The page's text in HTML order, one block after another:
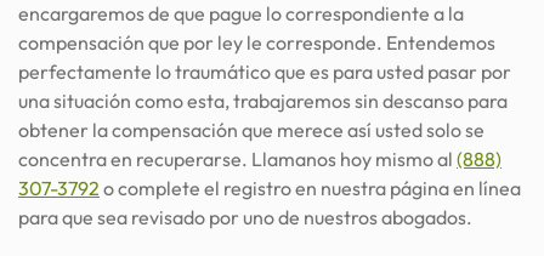
encargaremos de que pague lo correspondiente a la
compensación que por ley le corresponde. Entendemos
perfectamente lo traumático que es para usted pasar por
una situación como esta, trabajaremos sin descanso para
obtener la compensación que merece así usted solo se
concentra en recuperarse. Llamanos hoy mismo al (888)
307-3792 o complete el registro en nuestra página en línea
para que sea revisado por uno de nuestros abogados.